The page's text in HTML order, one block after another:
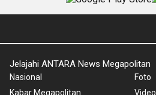
Jelajahi ANTARA News Megapolitan
Nasional
Kabar Megapolitan
Foto
Video